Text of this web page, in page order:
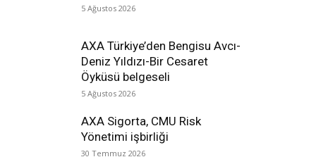
5 Ağustos 2026
AXA Türkiye’den Bengisu Avcı-
Deniz Yıldızı-Bir Cesaret
Öyküsü belgeseli
5 Ağustos 2026
AXA Sigorta, CMU Risk
Yönetimi işbirliği
30 Temmuz 2026